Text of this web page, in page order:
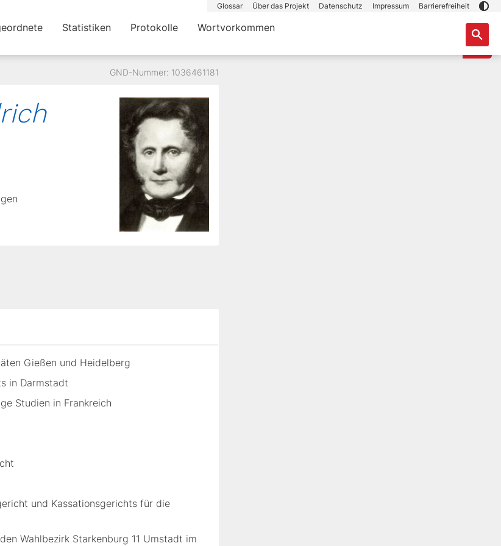
Glossar Über das Projekt Datenschutz Impressum Barrierefreiheit
Statistiken Protokolle Wortvorkommen
GND-Nummer: 1036461181
Gießen und Heidelberg
in Darmstadt
Studien in Frankreich
und Kassationsgerichts für die
Wahlbezirk Starkenburg 11 Umstadt im